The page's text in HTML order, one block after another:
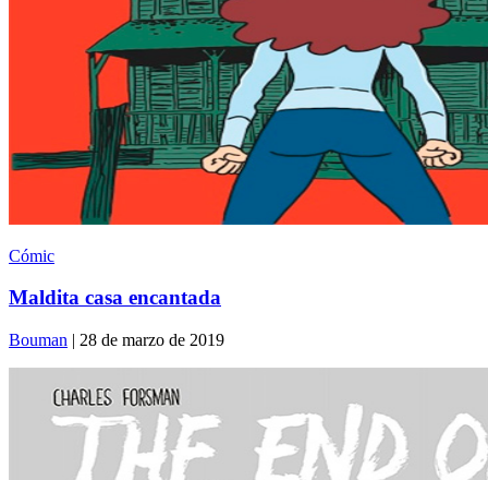
Cómic
Maldita casa encantada
Bouman | 28 de marzo de 2019